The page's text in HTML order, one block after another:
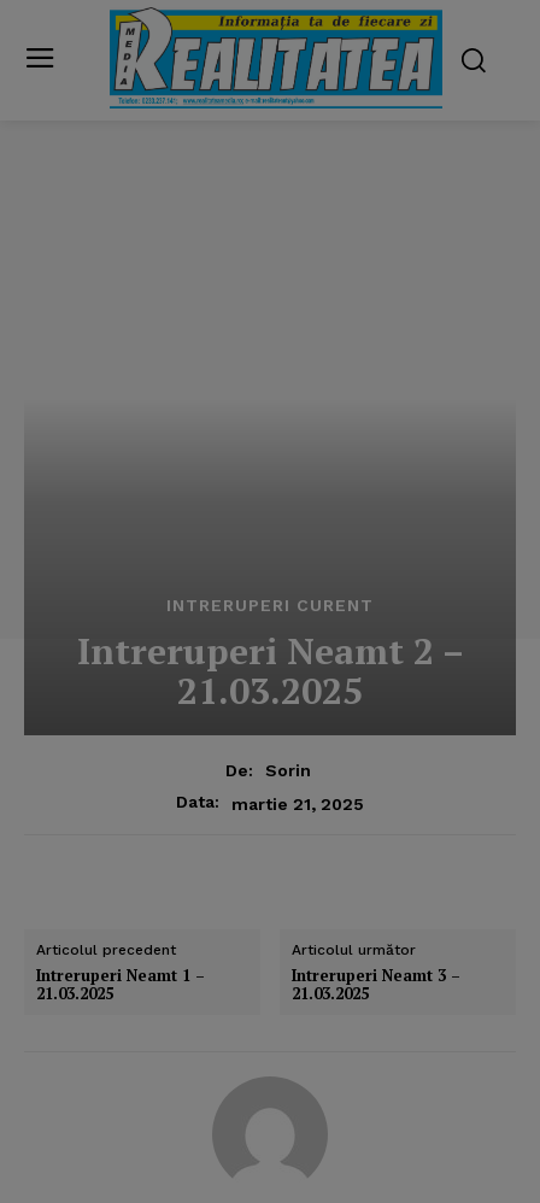
INTRERUPERI CURENT
Intreruperi Neamt 2 –
21.03.2025
De:
Sorin
Data:
martie 21, 2025
Articolul precedent
Intreruperi Neamt 1 –
21.03.2025
Articolul următor
Intreruperi Neamt 3 –
21.03.2025